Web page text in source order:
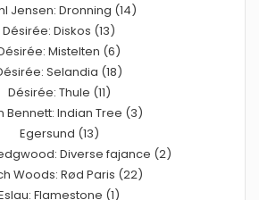
Jensen: Dronning (14)
Désirée: Diskos (13)
Mistelten (6)
Selandia (18)
Désirée: Thule (11)
Bennett: Indian Tree (3)
Egersund (13)
Diverse fajance (2)
Woods: Rød Paris (22)
Flamestone (1)